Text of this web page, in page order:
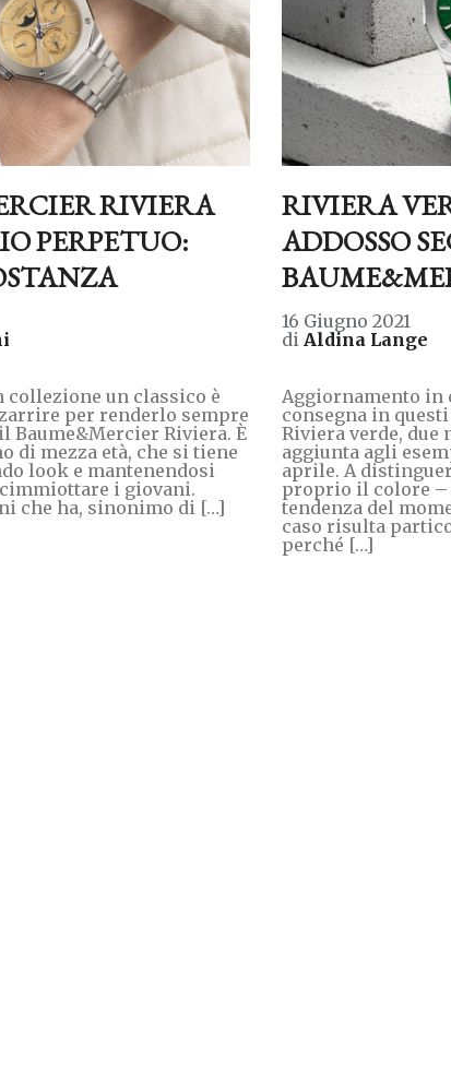
RIVIERA
PERPETUO:
collezione un classico è
per renderlo sempre
Baume&Mercier Riviera. È
di mezza età, che si tiene
look e mantenendosi
i giovani.
che ha, sinonimo di […]
RIVIERA
ADDOSSO
16 Giugno 2021
di Aldina Lange
Aggiornamento in
consegna in
Riviera verde, due
aggiunta agli
aprile. A
proprio il colore –
tendenza del
caso risulta
perché […]